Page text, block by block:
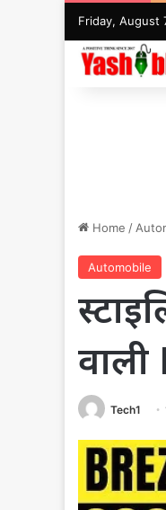
Friday, August
Home /
Automobile
Tech1